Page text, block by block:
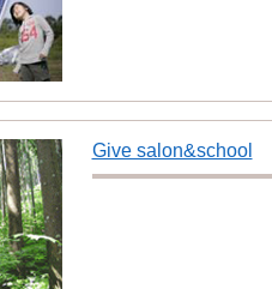
Give salon&school